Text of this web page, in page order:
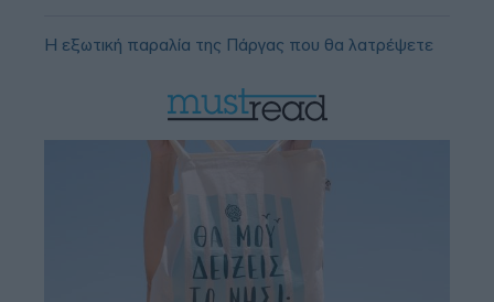
Η εξωτική παραλία της Πάργας που θα λατρέψετε